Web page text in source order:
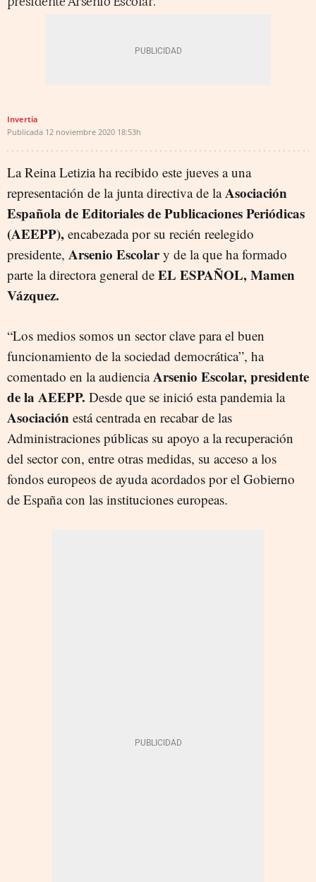
Invertia
Publicada 12 noviembre 2020 18:53h
La Reina Letizia ha recibido este jueves a una
representación de la junta directiva de laAsociación
Española de Editoriales de Publicaciones Periódicas
(AEEPP), encabezada por su recién reelegido
presidente, Arsenio Escolary de la que ha formado
parte la directora general de EL ESPAÑOL, Mamen
Vázquez.
“Los medios somos un sector clave para el buen
funcionamiento de la sociedad democrática”, ha
comentado en la audienciaArsenio Escolar, presidente
de la AEEPP. Desde que se inició esta pandemia la
Asociación está centrada en recabar de las
Administraciones públicas su apoyo a la recuperación
del sector con, entre otras medidas, su acceso a los
fondos europeos de ayuda acordados por el Gobierno
de España con las instituciones europeas.